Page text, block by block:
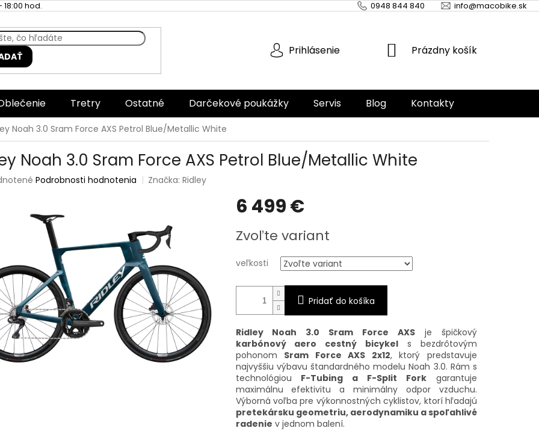
hod. 0948 844 840 info@macobike.sk
Prihlásenie
NÁKUPNÝ
Prázdny košík
Tretry Ostatné Darčekové poukážky Servis Blog Kontakty
Noah 3.0 Sram Force AXS Petrol Blue/Metallic White
Noah 3.0 Sram Force AXS Petrol Blue/Metallic White
Podrobnosti hodnotenia Značka:Ridley
6 499 €
cena:
Zvoľte variant
veľkosti
Pridať do košíka
Ridley Noah 3.0 Sram Force AXS je špičkový
karbónový aero cestný bicykel s bezdrôtovým
pohonom Sram Force AXS 2x12, ktorý predstavuje
najvyššiu výbavu štandardného modelu Noah 3.0. Rám s
technológiou F-Tubing a F-Split Fork garantuje
maximálnu efektivitu a minimálny odpor vzduchu.
Výborná voľba pre výkonnostných cyklistov, ktorí hľadajú
pretekársku geometriu, aerodynamiku a spoľahlivé
radenie v jednom balení.